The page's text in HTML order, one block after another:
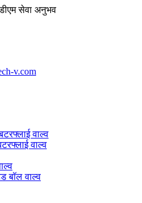
सेवा अनुभव
v.com
वाल्व
वाल्व
बॉल वाल्व